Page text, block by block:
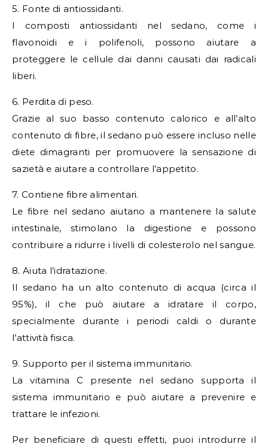
5. Fonte di antiossidanti.
I composti antiossidanti nel sedano, come i
flavonoidi e i polifenoli, possono aiutare a
proteggere le cellule dai danni causati dai radicali
liberi.
6. Perdita di peso.
Grazie al suo basso contenuto calorico e all’alto
contenuto di fibre, il sedano può essere incluso nelle
diete dimagranti per promuovere la sensazione di
sazietà e aiutare a controllare l’appetito.
7. Contiene fibre alimentari.
Le fibre nel sedano aiutano a mantenere la salute
intestinale, stimolano la digestione e possono
contribuire a ridurre i livelli di colesterolo nel sangue.
8. Aiuta l’idratazione.
Il sedano ha un alto contenuto di acqua (circa il
95%), il che può aiutare a idratare il corpo,
specialmente durante i periodi caldi o durante
l’attività fisica.
9. Supporto per il sistema immunitario.
La vitamina C presente nel sedano supporta il
sistema immunitario e può aiutare a prevenire e
trattare le infezioni.
Per beneficiare di questi effetti, puoi introdurre il